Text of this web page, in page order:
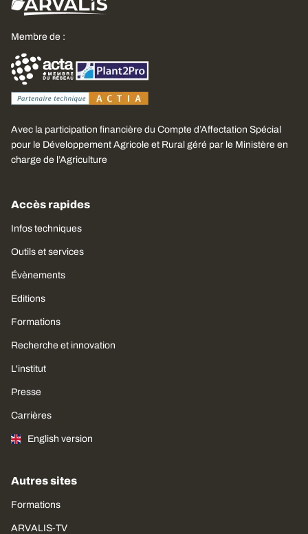
Membre de :
Avec la participation financière du Compte d’Affectation Spécial
pour le Développement Agricole et Rural géré par le Ministère en
charge de l’Agriculture
Accès rapides
Infos techniques
Outils et services
Évènements
Editions
Formations
Recherche et innovation
L'institut
Presse
Carrières
English version
Autres sites
Formations
ARVALIS-TV